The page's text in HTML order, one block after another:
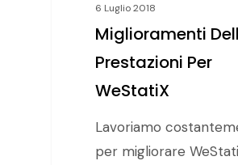
6 Luglio 2018
Miglioramenti
Prestazioni Per
WeStatiX
Lavoriamo
per migliorare